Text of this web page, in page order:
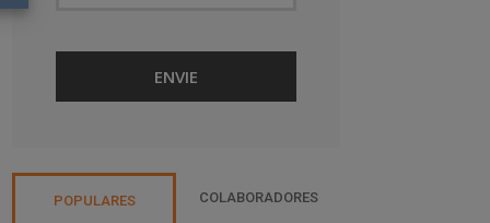
POPULARES COLABORADORES